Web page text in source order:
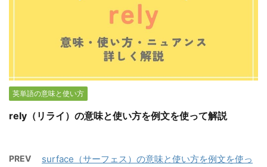
英単語の意味と使い方
rely（リライ）の意味と使い方を例文を使って解説
PREV
surface（サーフェス）の意味と使い方を例文を使っ